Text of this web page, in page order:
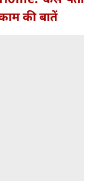
की बातें